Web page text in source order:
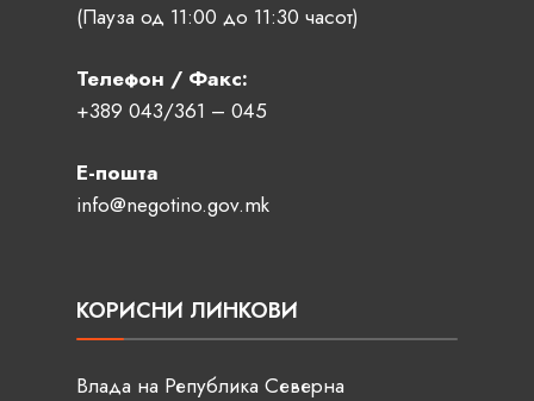
(Пауза од 11:00 до 11:30 часот)
Телефон / Факс:
+389 043/361 – 045
Е-пошта
info@negotino.gov.mk
КОРИСНИ ЛИНКОВИ
Влада на Република Северна